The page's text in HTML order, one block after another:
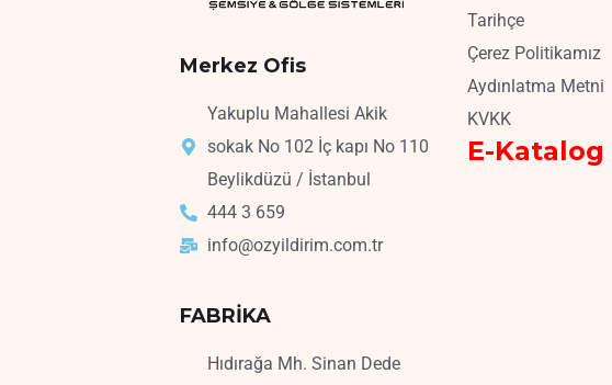
Merkez Ofis
Yakuplu Mahallesi Akik
sokak No 102 İç kapı No 110
Beylikdüzü / İstanbul
444 3 659
info@ozyildirim.com.tr
FABRİKA
Hıdırağa Mh. Sinan Dede
Tarihçe
Çerez Politikamız
Aydınlatma Metni
KVKK
E-Katalog